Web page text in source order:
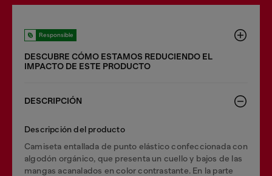
Responsible
DESCUBRE CÓMO ESTAMOS REDUCIENDO EL
IMPACTO DE ESTE PRODUCTO
DESCRIPCIÓN
Descripción del producto
Camiseta entallada de punto elástico confeccionada con
algodón orgánico, que presenta un cuello y bajos de las
mangas acanalados en color contrastante. En la parte